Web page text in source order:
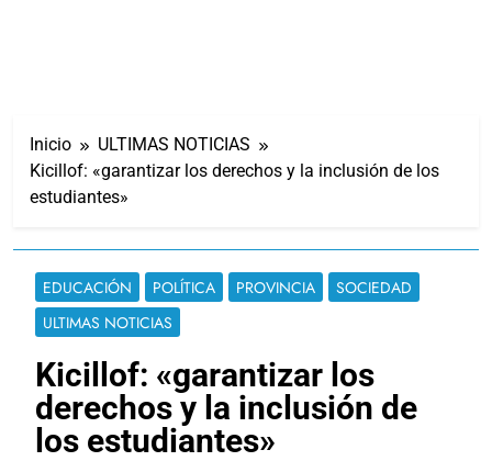
Inicio
ULTIMAS NOTICIAS
Kicillof: «garantizar los derechos y la inclusión de los
estudiantes»
EDUCACIÓN POLÍTICA PROVINCIA
SOCIEDAD
ULTIMAS NOTICIAS
Kicillof: «garantizar los
derechos y la inclusión de
los estudiantes»